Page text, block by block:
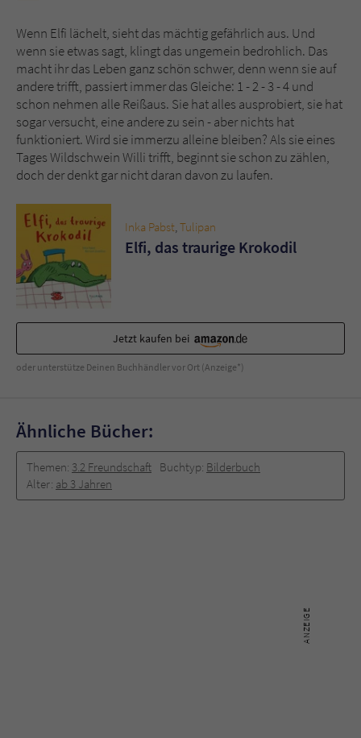
Wenn Elfi lächelt, sieht das mächtig gefährlich aus. Und
wenn sie etwas sagt, klingt das ungemein bedrohlich. Das
macht ihr das Leben ganz schön schwer, denn wenn sie auf
andere trifft, passiert immer das Gleiche: 1 - 2 - 3 - 4 und
schon nehmen alle Reißaus. Sie hat alles ausprobiert, sie hat
sogar versucht, eine andere zu sein - aber nichts hat
funktioniert. Wird sie immerzu alleine bleiben? Als sie eines
Tages Wildschwein Willi trifft, beginnt sie schon zu zählen,
doch der denkt gar nicht daran davon zu laufen.
Inka Pabst Tulipan
Elfi, das traurige Krokodil
Jetzt kaufen bei
oder unterstütze Deinen Buchhändler vor Ort (Anzeige*)
Ähnliche Bücher:
Themen: 3.2 Freundschaft Buchtyp: Bilderbuch
Alter: ab 3 Jahren
Name tx_pwcomments_ahash
Anbieter Literatur-Couch Medien GmbH & Co. KG
Laufzeit 1 Jahr
Zweck Cookie für Kommentare einzelner Buchtitel
Name
Anbieter Literatur-Couch Medien GmbH & Co. KG
Laufzeit
Benutzer. Es wird benötigt um z. B. den
Sicherheitscode des Kontaktformulars zu